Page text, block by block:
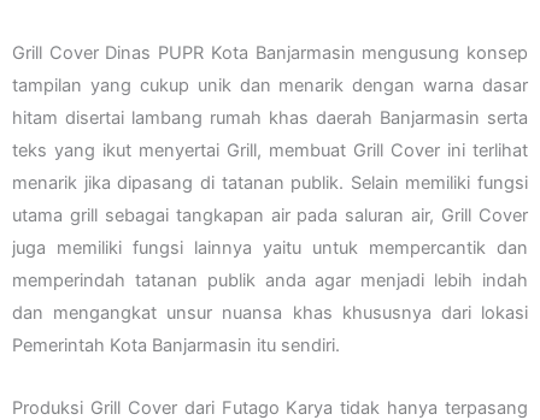
Grill Cover Dinas PUPR Kota Banjarmasin mengusung konsep
tampilan yang cukup unik dan menarik dengan warna dasar
hitam disertai lambang rumah khas daerah Banjarmasin serta
teks yang ikut menyertai Grill, membuat Grill Cover ini terlihat
menarik jika dipasang di tatanan publik. Selain memiliki fungsi
utama grill sebagai tangkapan air pada saluran air, Grill Cover
juga memiliki fungsi lainnya yaitu untuk mempercantik dan
memperindah tatanan publik anda agar menjadi lebih indah
dan mengangkat unsur nuansa khas khususnya dari lokasi
Pemerintah Kota Banjarmasin itu sendiri.
Produksi Grill Cover dari Futago Karya tidak hanya terpasang